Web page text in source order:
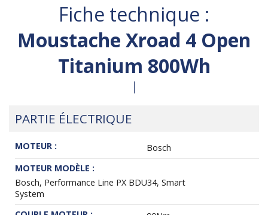
Fiche technique :
Moustache Xroad 4 Open
Titanium 800Wh
PARTIE ÉLECTRIQUE
MOTEUR :
Bosch
MOTEUR MODÈLE :
Bosch, Performance Line PX BDU34, Smart
System